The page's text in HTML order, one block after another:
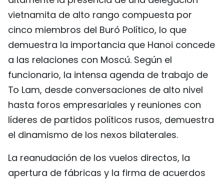
vietnamita de alto rango compuesta por
cinco miembros del Buró Político, lo que
demuestra la importancia que Hanoi concede
a las relaciones con Moscú. Según el
funcionario, la intensa agenda de trabajo de
To Lam, desde conversaciones de alto nivel
hasta foros empresariales y reuniones con
líderes de partidos políticos rusos, demuestra
el dinamismo de los nexos bilaterales.
La reanudación de los vuelos directos, la
apertura de fábricas y la firma de acuerdos